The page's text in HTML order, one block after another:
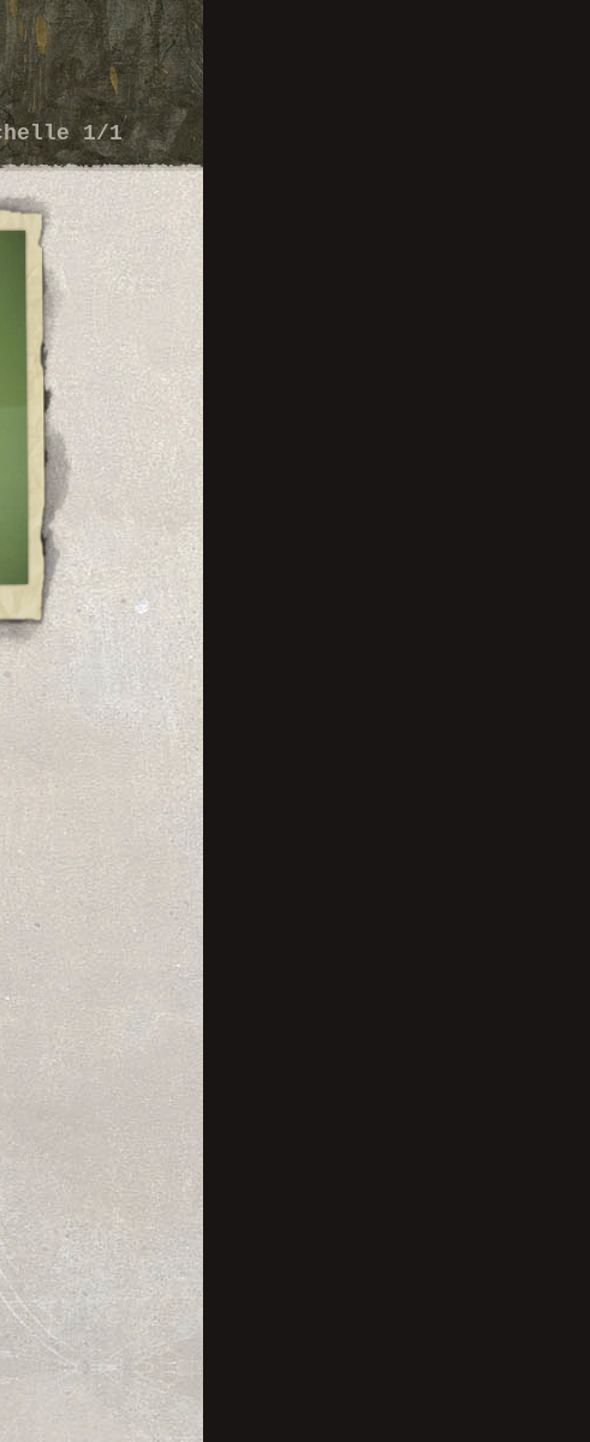
1/1